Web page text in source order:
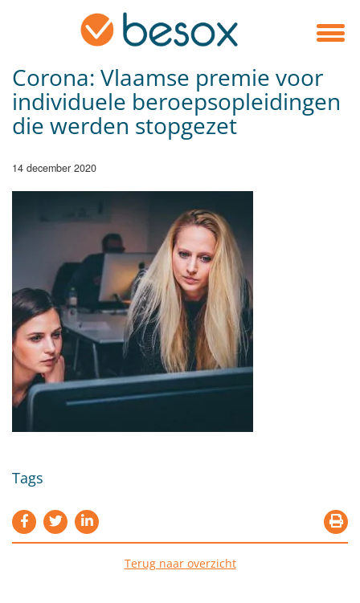
Corona: Vlaamse premie voor
individuele beroepsopleidingen
die werden stopgezet
14 december 2020
Tags
Terug naar overzicht